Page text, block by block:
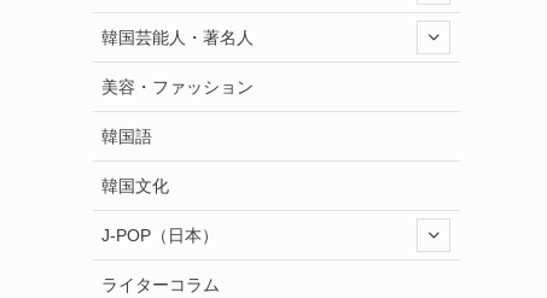
韓国芸能人・著名人
美容・ファッション
韓国語
韓国文化
J-POP（日本）
ライターコラム